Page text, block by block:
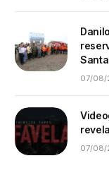
07/08/
07/08/